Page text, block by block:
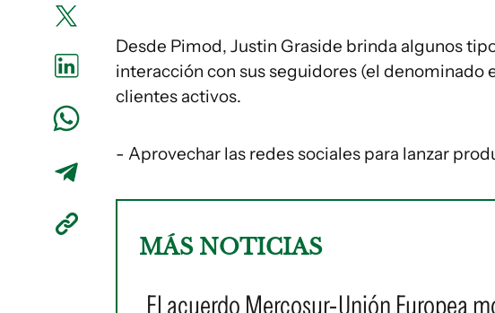
Desde Pimod, Justin Graside brinda algunos
interacción con sus seguidores (el denominado
clientes activos.
- Aprovechar las redes sociales para lanzar
MÁS NOTICIAS
El acuerdo Mercosur-Unión Europea